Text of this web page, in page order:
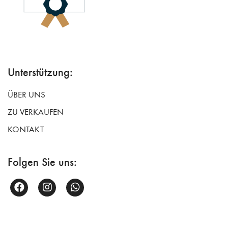
Unterstützung:
ÜBER UNS
ZU VERKAUFEN
KONTAKT
Folgen Sie uns: